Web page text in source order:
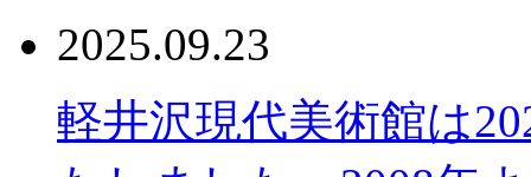
2025.09.23
軽井沢現代美術館は